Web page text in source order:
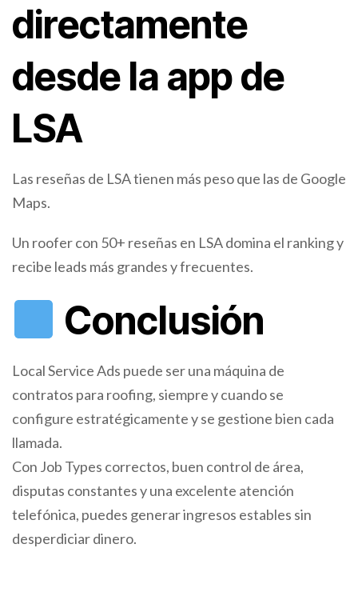
directamente
desde la app de
LSA
Las reseñas de LSA tienen más peso que las de Google
Maps.
Un roofer con 50+ reseñas en LSA domina el ranking y
recibe leads más grandes y frecuentes.
Conclusión
Local Service Ads puede ser una máquina de
contratos para roofing, siempre y cuando se
configure estratégicamente y se gestione bien cada
llamada.
Con Job Types correctos, buen control de área,
disputas constantes y una excelente atención
telefónica, puedes generar ingresos estables sin
desperdiciar dinero.